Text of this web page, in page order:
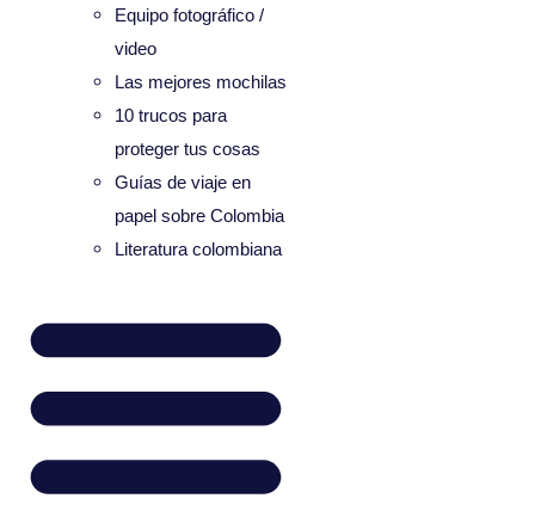
Equipo fotográfico /
video
Las mejores mochilas
10 trucos para
proteger tus cosas
Guías de viaje en
papel sobre Colombia
Literatura colombiana